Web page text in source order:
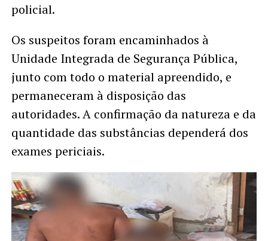
policial.
Os suspeitos foram encaminhados à
Unidade Integrada de Segurança Pública,
junto com todo o material apreendido, e
permaneceram à disposição das
autoridades. A confirmação da natureza e da
quantidade das substâncias dependerá dos
exames periciais.